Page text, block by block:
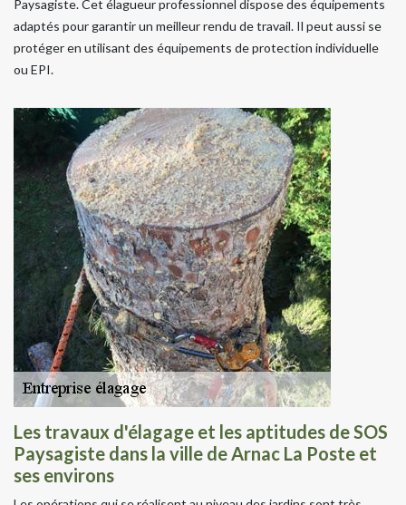
Paysagiste. Cet élagueur professionnel dispose des équipements
adaptés pour garantir un meilleur rendu de travail. Il peut aussi se
protéger en utilisant des équipements de protection individuelle
ou EPI.
Les travaux d'élagage et les aptitudes de SOS
Paysagiste dans la ville de Arnac La Poste et
ses environs